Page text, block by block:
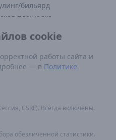
бильярд
площадка
- Кафе
доставку
документы
от 16 августа 2021 г N 1338
кинотеатра
рекламы:
cookie
работы сайта и
— в Политике
CSRF). Всегда включены.
обезличенной статистики.